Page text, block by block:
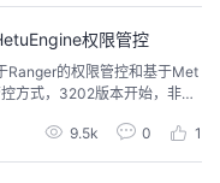
权限管控
Ranger的权限管控和基于Met
方式，3202版本开始，非安
9.5k 0 1